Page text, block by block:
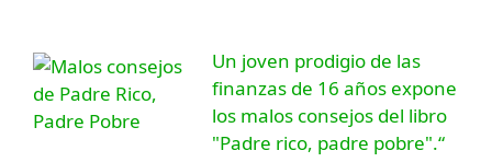
Un joven prodigio de las
finanzas de 16 años expone
los malos consejos del libro
"Padre rico, padre pobre".“